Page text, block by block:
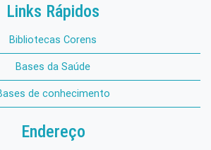
Links Rápidos
Bibliotecas Corens
Bases da Saúde
de conhecimento
Endereço